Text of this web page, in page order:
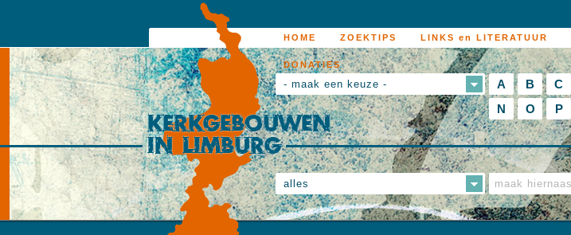
HOME ZOEKTIPS LINKS en LITERATUUR
DONATIES
- maak een keuze - A B C
N
O P
alles